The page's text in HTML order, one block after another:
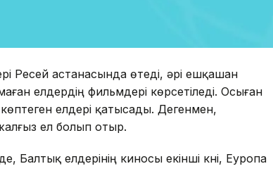
Ресей астанасында өтеді, әрі ешқашан
елдердің фильмдері көрсетіледі. Осыған
елдері қатысады. Дегенмен,
жалғыз ел болып отыр.
Балтық елдерінің киносы екінші күні, Еуропа